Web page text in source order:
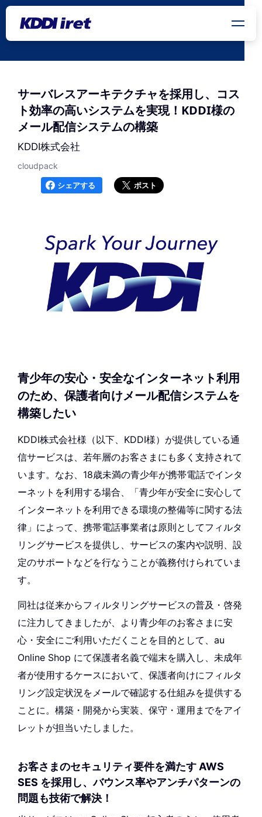
メインコンテンツにスキップ
サーバレスアーキテクチャを採用し、コス
ト効率の高いシステムを実現！KDDI様の
メール配信システムの構築
KDDI株式会社
cloudpack
シェアする ポスト
青少年の安心・安全なインターネット利用
のため、保護者向けメール配信システムを
構築したい
KDDI株式会社様（以下、KDDI様）が提供している通
信サービスは、若年層のお客さまにも多く支持されて
います。なお、18歳未満の青少年が携帯電話でインタ
ーネットを利用する場合、「青少年が安全に安心して
インターネットを利用できる環境の整備等に関する法
律」によって、携帯電話事業者は原則としてフィルタ
リングサービスを提供し、サービスの案内や説明、設
定のサポートなどを行なうことが義務付けられていま
す。
同社は従来からフィルタリングサービスの普及・啓発
に注力してきましたが、より青少年のお客さまに安
心・安全にご利用いただくことを目的として、au
Online Shop にて保護者名義で端末を購入し、未成年
者が使用するケースにおいて、保護者向けにフィルタ
リング設定状況をメールで確認する仕組みを提供する
ことに。構築・開発から実装、保守・運用までをアイ
レットが担当いたしました。
お客さまのセキュリティ要件を満たす AWS
SES を採用し、バウンス率やアンチパターンの
問題も技術で解決！